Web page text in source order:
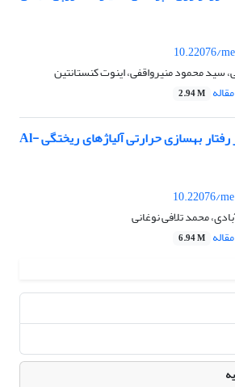
10.22076/
سید محمود منیرواقفی، اینوت کنستانتین
2.94 M
اثر سیلیسیم و آهن بر رفتار بهسازی حرارتی آلیاژهای ریختگی Al-
10.22076/
محمد تلافی نوغانی
6.94 M